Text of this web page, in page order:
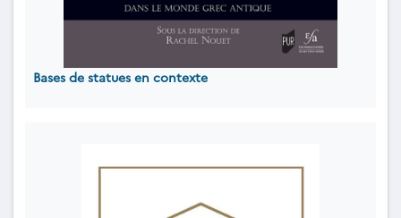
Bases de statues en contexte